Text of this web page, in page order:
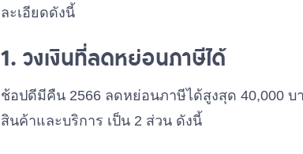
ละเอียดดังนี้
1. วงเงินที่ลดหย่อนภาษีได้
ช้อปดีมีคืน 2566 ลดหย่อนภาษีได้สูงสุด 40,000
สินค้าและบริการ เป็น 2 ส่วน ดังนี้